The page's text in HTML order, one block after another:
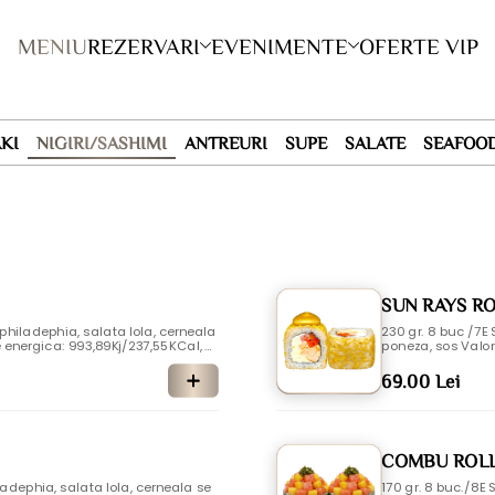
MENIUREZERVARI EVENIMENTE OFERTE VIP
NIGIRI/SASHIMI ANTREURI SUPE SALATE
37,44g, Zaharuri: 3,45g, Protei
Dioxidul de sulf si sulfitii, Glu
SUN RAYS
230 gr. 8 buc /
poneza, sos
Grasimi:17,91 g,
ne: 7,84g, Sare:
e, lapte, oua,
69.00 Lei
COMBU ROLL
170 gr. 8 buc./